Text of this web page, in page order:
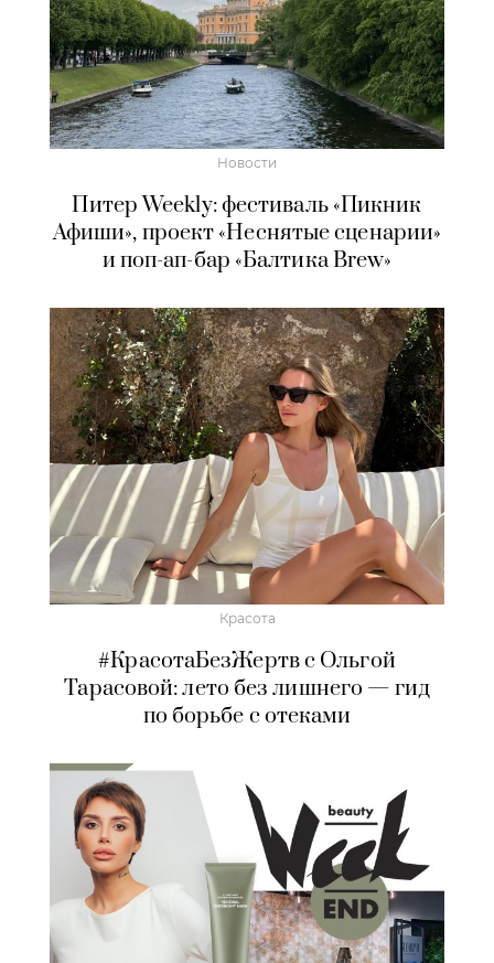
Новости
Питер Weekly: фестиваль «Пикник
Афиши», проект «Неснятые сценарии»
и поп-ап-бар «Балтика Brew»
Красота
#КрасотаБезЖертв с Ольгой
Тарасовой: лето без лишнего — гид
по борьбе с отеками